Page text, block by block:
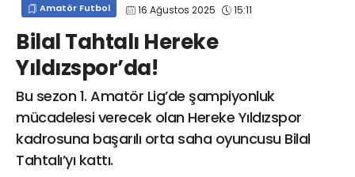
Amatör Futbol 16 Ağustos 2025 15:11
Bilal Tahtalı Hereke
Yıldızspor’da!
Bu sezon 1. Amatör Lig’de şampiyonluk
mücadelesi verecek olan Hereke Yıldızspor
kadrosuna başarılı orta saha oyuncusu Bilal
Tahtalı’yı kattı.
info@spor41.com